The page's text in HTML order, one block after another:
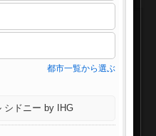
都市一覧から選ぶ
シドニー by IHG